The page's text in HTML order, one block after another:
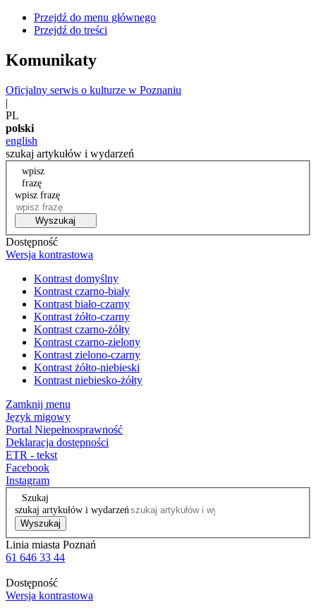
Przejdź do menu głównego
Przejdź do treści
Komunikaty
Oficjalny serwis o kulturze w Poznaniu
|
PL
polski
english
szukaj artykułów i wydarzeń
wpisz
frazę
wpisz frazę
Wyszukaj
Dostępność
Wersja kontrastowa
Kontrast domyślny
Kontrast czarno-biały
Kontrast biało-czarny
Kontrast żółto-czarny
Kontrast czarno-żółty
Kontrast czarno-zielony
Kontrast zielono-czarny
Kontrast żółto-niebieski
Kontrast niebiesko-żółty
Zamknij menu
Język migowy
Portal Niepełnosprawność
Deklaracja dostępności
ETR - tekst
Facebook
Instagram
Szukaj
szukaj artykułów i wydarzeń
Wyszukaj
Linia miasta Poznań
61 646 33 44
Dostępność
Wersja kontrastowa